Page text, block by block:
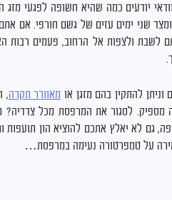
יודעים כמה שהיא חשופה לפגעי מזג
שני ימים עזים של גשם חורפי. אם
ולצפות אל הרחוב, פעמים רבות
להתקין בהם מזגן או מאוורר תקרה,
לסגור את המרפסת מכל צדדיה?
גם לא יאלץ אתכם להוציא הון תועפות
על טמפרטורה נעימה במרפסת…